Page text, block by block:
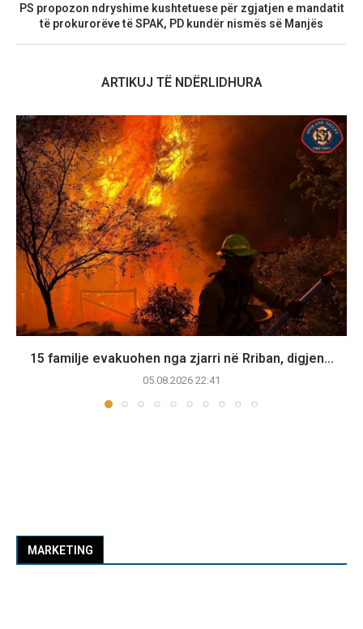
PS propozon ndryshime kushtetuese për zgjatjen e mandatit
të prokurorëve të SPAK, PD kundër nismës së Manjës
ARTIKUJ TË NDËRLIDHURA
15 familje evakuohen nga zjarri në Rriban, digjen...
05.08.2026 22:41
MARKETING